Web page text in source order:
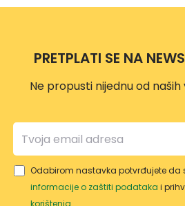
PRETPLATI SE NA
Ne propusti nijednu od
Odabirom nastavka potvrđujete da
informacije o zaštiti podataka i
korištenja.